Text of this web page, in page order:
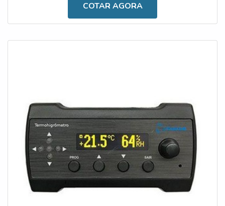
frequentemente para o controle de rodotrens, o recurso
reduz o tempo de descarga, seleciona as caixas
COTAR AGORA